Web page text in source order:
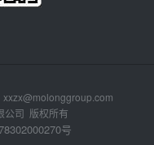
公司 版权所有
号